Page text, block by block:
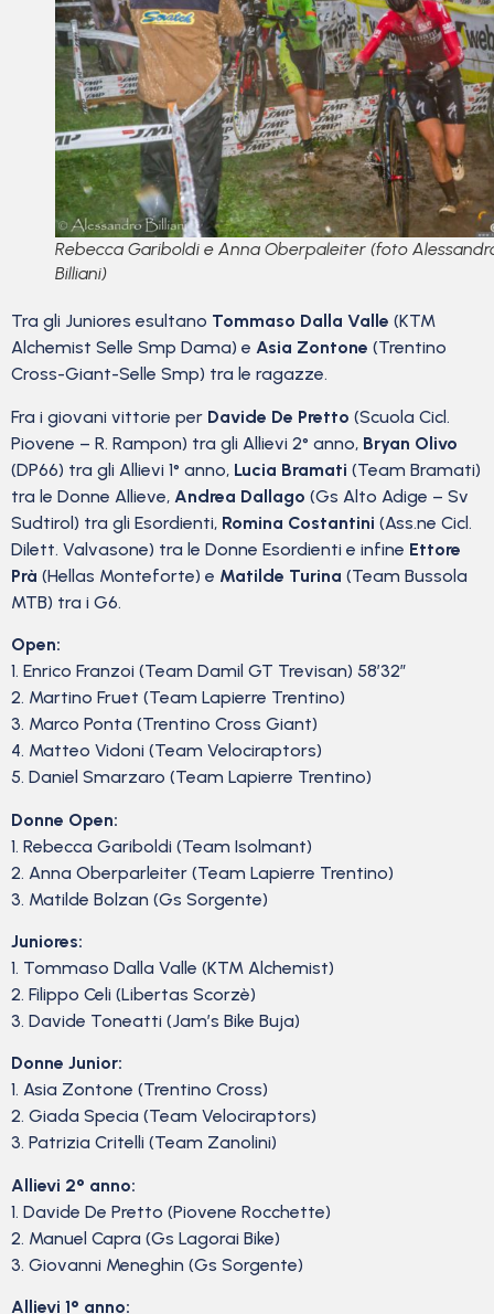
Rebecca Gariboldi e Anna Oberpaleiter (foto
Billiani)
Tra gli Juniores esultano Tommaso Dalla Valle (KTM
Alchemist Selle Smp Dama) e Asia Zontone (Trentino
Cross-Giant-Selle Smp) tra le ragazze.
Fra i giovani vittorie per Davide De Pretto (Scuola Cicl.
Piovene – R. Rampon) tra gli Allievi 2° anno, Bryan Olivo
(DP66) tra gli Allievi 1° anno, Lucia Bramati (Team Bramati)
tra le Donne Allieve, Andrea Dallago (Gs Alto Adige – Sv
Sudtirol) tra gli Esordienti, Romina Costantini (Ass.ne Cicl.
Dilett. Valvasone) tra le Donne Esordienti e infine Ettore
Prà (Hellas Monteforte) e Matilde Turina (Team Bussola
MTB) tra i G6.
Open:
1. Enrico Franzoi (Team Damil GT Trevisan) 58’32”
2. Martino Fruet (Team Lapierre Trentino)
3. Marco Ponta (Trentino Cross Giant)
4. Matteo Vidoni (Team Velociraptors)
5. Daniel Smarzaro (Team Lapierre Trentino)
Donne Open:
1. Rebecca Gariboldi (Team Isolmant)
2. Anna Oberparleiter (Team Lapierre Trentino)
3. Matilde Bolzan (Gs Sorgente)
Juniores:
1. Tommaso Dalla Valle (KTM Alchemist)
2. Filippo Celi (Libertas Scorzè)
3. Davide Toneatti (Jam’s Bike Buja)
Donne Junior:
1. Asia Zontone (Trentino Cross)
2. Giada Specia (Team Velociraptors)
3. Patrizia Critelli (Team Zanolini)
Allievi 2° anno:
1. Davide De Pretto (Piovene Rocchette)
2. Manuel Capra (Gs Lagorai Bike)
3. Giovanni Meneghin (Gs Sorgente)
Allievi 1° anno: